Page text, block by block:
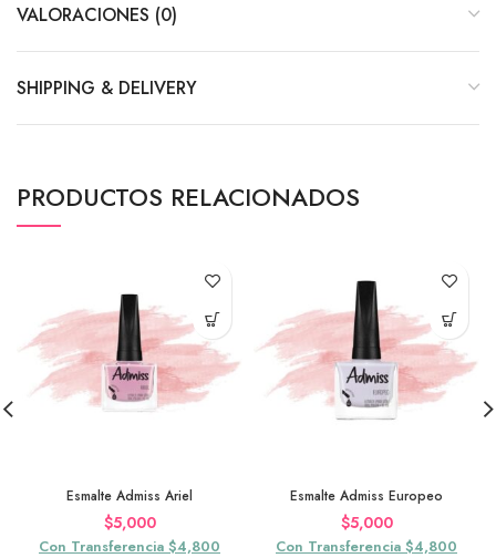
VALORACIONES (0)
SHIPPING & DELIVERY
PRODUCTOS RELACIONADOS
Esmalte Admiss Ariel
$5,000
Con Transferencia $4,800
Esmalte Admiss Europeo
$5,000
Con Transferencia $4,800